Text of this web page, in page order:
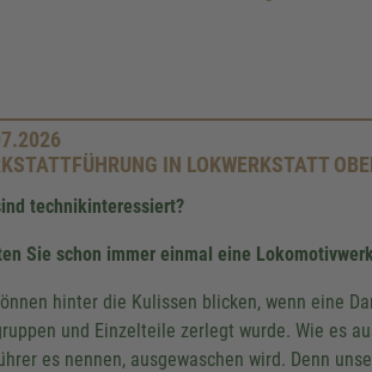
IN LOKWERKSTATT
technikinteressiert?
Sie schon immer einmal eine
hinter die Kulissen blicken, wenn eine
und Einzelteile zerlegt wurde. Wie es
es nennen, ausgewaschen wird. Denn